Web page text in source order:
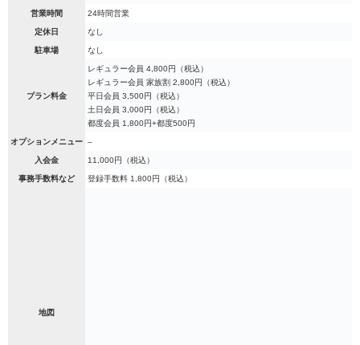
営業時間 24時間営業
定休日 なし
駐車場 なし
プラン料金
レギュラー会員 4,800円（税込）
レギュラー会員 家族割 2,800円（税込）
平日会員 3,500円（税込）
土日会員 3,000円（税込）
都度会員 1,800円+都度500円
オプションメニュー –
入会金 11,000円（税込）
事務手数料など 登録手数料 1,800円（税込）
地図